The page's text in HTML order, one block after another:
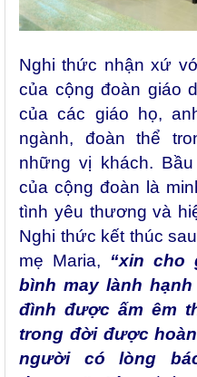
Nghi thức nhận xứ
của cộng đoàn giáo
của các giáo họ,
ngành, đoàn thể
những vị khách.
của cộng đoàn là
tình yêu thương và
Nghi thức kết thúc
mẹ Maria, “xin cho
bình may lành
đình được ấm êm
trong đời được
người có lòng